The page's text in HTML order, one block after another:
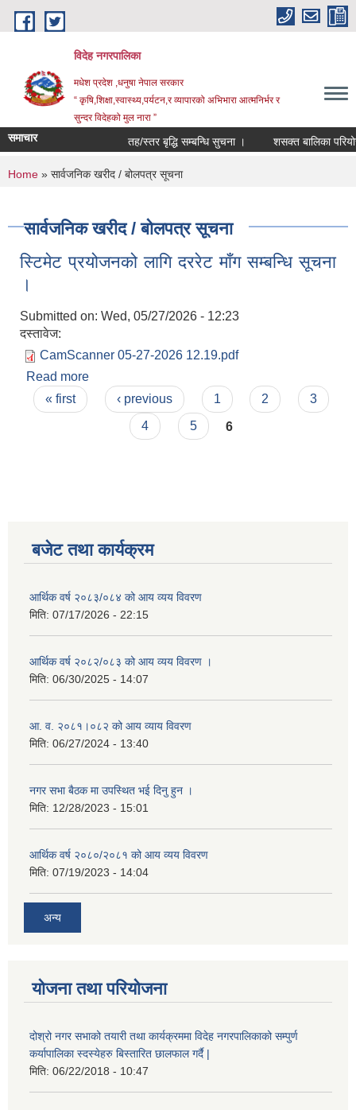
Skip to main content
विदेह नगरपालिका
मधेश प्रदेश ,धनुषा नेपाल सरकार
“ कृषि,शिक्षा,स्वास्थ्य,पर्यटन,र व्यापारको अभिभारा आत्मनिर्भर र
सुन्दर विदेहको मुल नारा ”
समाचार तह/स्तर बृद्धि सम्बन्धि सुचना । शसक्त बालिका
You are here
Home » सार्वजनिक खरीद / बोलपत्र सूचना
सार्वजनिक खरीद / बोलपत्र सूचना
स्टिमेट प्रयोजनको लागि दररेट माँग सम्बन्धि सूचना
।
Submitted on: Wed, 05/27/2026 - 12:23
दस्तावेज:
CamScanner 05-27-2026 12.19.pdf
Read more
Pages
« first ‹ previous 1 2
3
4
5 6
बजेट तथा कार्यक्रम
आर्थिक वर्ष २०८३/०८४ को आय व्यय विवरण
मिति: 07/17/2026 - 22:15
आर्थिक वर्ष २०८२/०८३ को आय व्यय विवरण ।
मिति: 06/30/2025 - 14:07
आ. व. २०८१।०८२ को आय व्याय विवरण
मिति: 06/27/2024 - 13:40
नगर सभा बैठक मा उपस्थित भई दिनु हुन ।
मिति: 12/28/2023 - 15:01
आर्थिक वर्ष २०८०/२०८१ को आय व्यय विवरण
मिति: 07/19/2023 - 14:04
अन्य
योजना तथा परियोजना
दोश्रो नगर सभाको तयारी तथा कार्यक्रममा विदेह नगरपालिकाको सम्पुर्ण
कर्यापालिका स्दस्येहरु बिस्तारित छालफाल गर्दै |
मिति: 06/22/2018 - 10:47